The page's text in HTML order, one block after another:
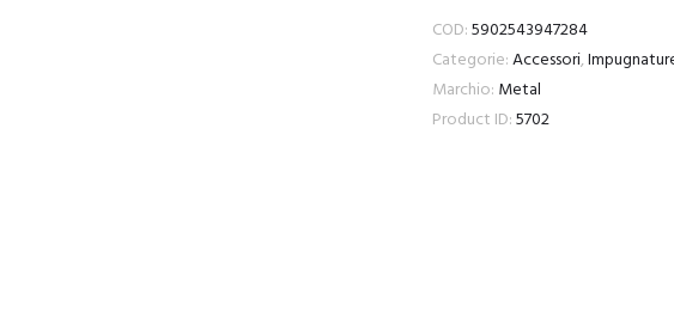
COD:5902543947284
Categorie:Accessori,
Marchio: Metal
Product ID:5702